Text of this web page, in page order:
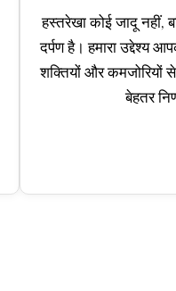
हस्तरेखा कोई जादू
दर्पण है। हमारा उद्देश्य
शक्तियों और कमजोरियों
बेहतर